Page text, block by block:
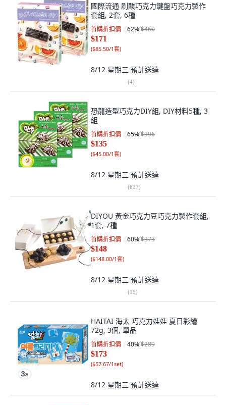
國際流通 刷酸巧克力鍵盤巧克力製作
套組, 2套, 6種
首購折扣價 62%$460
$171
($85.50/1套)
8/12 星期三 預計送達
(4)
恐龍造型巧克力DIY組, DIY材料5種, 3
組
首購折扣價 65%$396
$135
($45.00/1套)
8/12 星期三 預計送達
(637)
DIYOU 黃金巧克力豆巧克力製作套組,
1套, 7種
首購折扣價 60%$373
$148
($148.00/1套)
8/12 星期三 預計送達
(15)
HAITAI 海太 巧克力娃娃 夏日彩繪
72g, 3個, 單品
首購折扣價 40%$289
$173
($57.67/1set)
8/12 星期三 預計送達